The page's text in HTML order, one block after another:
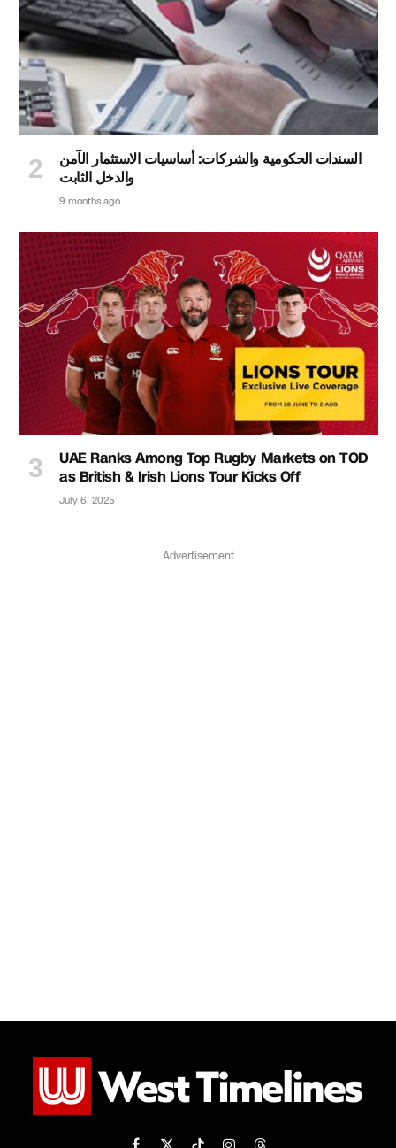
السندات الحكومية والشركات: أساسيات الاستثمار الآمن
والدخل الثابت
9 months ago
UAE Ranks Among Top Rugby Markets on TOD
as British & Irish Lions Tour Kicks Off
July 6, 2025
Advertisement